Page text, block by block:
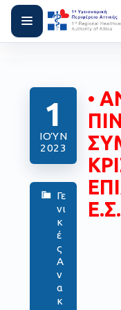
1
ΙΟΎΝ
2023
Γε
νι
κ
έ
ς
Α
ν
α
κ
•